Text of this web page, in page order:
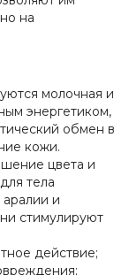
на
молочная и
энергетиком,
обмен в
кожи.
цвета и
тела
и
стимулируют
действие;